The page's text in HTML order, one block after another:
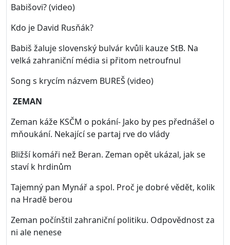
Babišovi? (video)
Kdo je David Rusňák?
Babiš žaluje slovenský bulvár kvůli kauze StB. Na
velká zahraniční média si přitom netroufnul
Song s krycím názvem BUREŠ (video)
ZEMAN
Zeman káže KSČM o pokání- Jako by pes přednášel o
mňoukání. Nekající se partaj rve do vlády
Bližší komáři než Beran. Zeman opět ukázal, jak se
staví k hrdinům
Tajemný pan Mynář a spol. Proč je dobré vědět, kolik
na Hradě berou
Zeman počínštil zahraniční politiku. Odpovědnost za
ni ale nenese